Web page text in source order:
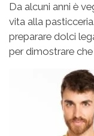
Da alcuni anni è
vita alla
preparare dolci
per dimostrare che